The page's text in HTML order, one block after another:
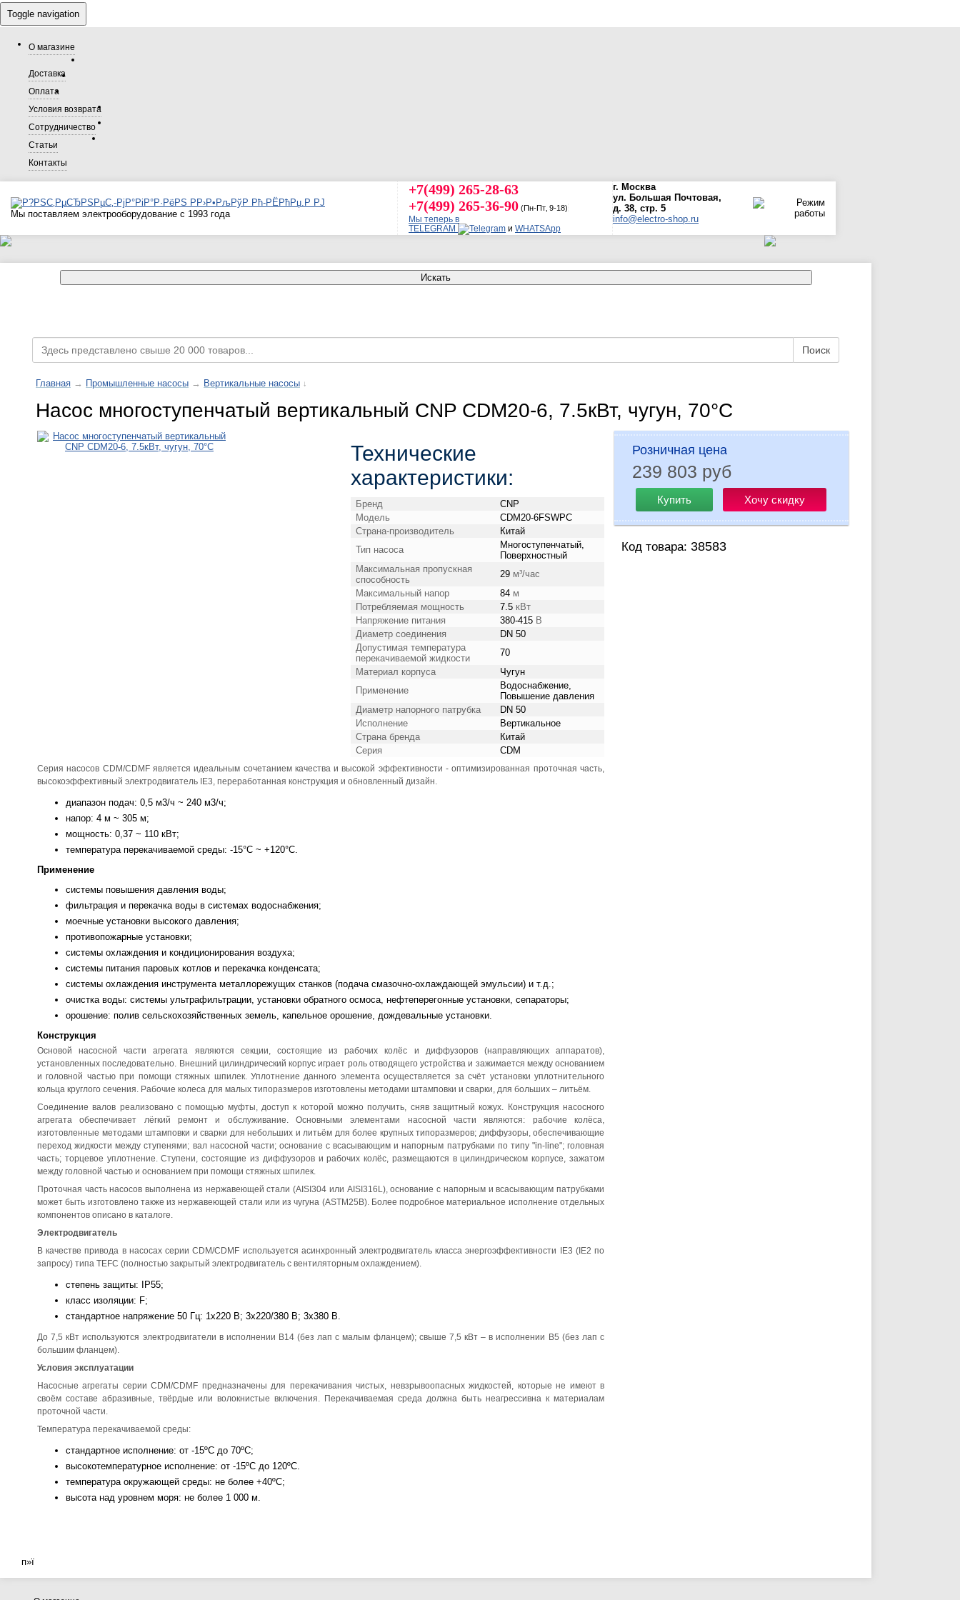
Toggle navigation
О магазине
Доставка
Оплата
Условия возврата
Сотрудничество
Статьи
Контакты
Мы поставляем электрооборудование с 1993 года
+7(499) 265-28-63
+7(499) 265-36-90 (Пн-Пт‚ 9-18)
Мы теперь в
TELEGRAM
и WHATSApp
г. Москва
ул. Большая Почтовая,
д. 38, стр. 5
info@electro-shop.ru
Искать
Поиск
Главная → Промышленные насосы → Вертикальные насосы ↓
Насос многоступенчатый вертикальный CNP CDM20-6, 7.5кВт, чугун, 70°С
Технические
характеристики:
Бренд
CNP
Модель
CDM20-6FSWPC
Страна-производитель
Китай
Тип насоса
Многоступенчатый,
Поверхностный
Максимальная пропускная
способность
29 м³/час
Максимальный напор
84 м
Потребляемая мощность
7.5 кВт
Напряжение питания
380-415 В
Диаметр соединения
DN 50
Допустимая температура
перекачиваемой жидкости
70
Материал корпуса
Чугун
Применение
Водоснабжение,
Повышение давления
Диаметр напорного патрубка
DN 50
Исполнение
Вертикальное
Страна бренда
Китай
Серия
CDM
Серия насосов CDM/CDMF является идеальным сочетанием качества и высокой эффективности - оптимизированная проточная часть,
высокоэффективный электродвигатель IE3, переработанная конструкция и обновленный дизайн.
диапазон подач: 0,5 м3/ч ~ 240 м3/ч;
напор: 4 м ~ 305 м;
мощность: 0,37 ~ 110 кВт;
температура перекачиваемой среды: -15°С ~ +120°С.
Применение
системы повышения давления воды;
фильтрация и перекачка воды в системах водоснабжения;
моечные установки высокого давления;
противопожарные установки;
системы охлаждения и кондиционирования воздуха;
системы питания паровых котлов и перекачка конденсата;
системы охлаждения инструмента металлорежущих станков (подача смазочно-охлаждающей эмульсии) и т.д.;
очистка воды: системы ультрафильтрации, установки обратного осмоса, нефтеперегонные установки, сепараторы;
орошение: полив сельскохозяйственных земель, капельное орошение, дождевальные установки.
Конструкция
Основой насосной части агрегата являются секции, состоящие из рабочих колёс и диффузоров (направляющих аппаратов),
установленных последовательно. Внешний цилиндрический корпус играет роль отводящего устройства и зажимается между основанием
и головной частью при помощи стяжных шпилек. Уплотнение данного элемента осуществляется за счёт установки уплотнительного
кольца круглого сечения. Рабочие колеса для малых типоразмеров изготовлены методами штамповки и сварки, для больших – литьём.
Соединение валов реализовано с помощью муфты, доступ к которой можно получить, сняв защитный кожух. Конструкция насосного
агрегата обеспечивает лёгкий ремонт и обслуживание. Основными элементами насосной части являются: рабочие колёса,
изготовленные методами штамповки и сварки для небольших и литьём для более крупных типоразмеров; диффузоры, обеспечивающие
переход жидкости между ступенями; вал насосной части; основание с всасывающим и напорным патрубками по типу "in-line"; головная
часть; торцевое уплотнение. Ступени, состоящие из диффузоров и рабочих колёс, размещаются в цилиндрическом корпусе, зажатом
между головной частью и основанием при помощи стяжных шпилек.
Проточная часть насосов выполнена из нержавеющей стали (AISI304 или AISI316L), основание с напорным и всасывающим патрубками
может быть изготовлено также из нержавеющей стали или из чугуна (ASTM25B). Более подробное материальное исполнение отдельных
компонентов описано в каталоге.
Электродвигатель
В качестве привода в насосах серии CDM/CDMF используется асинхронный электродвигатель класса энергоэффективности IE3 (IE2 по
запросу) типа TEFC (полностью закрытый электродвигатель с вентиляторным охлаждением).
степень защиты: IP55;
класс изоляции: F;
стандартное напряжение 50 Гц: 1х220 В; 3x220/380 В; 3x380 В.
До 7,5 кВт используются электродвигатели в исполнении B14 (без лап с малым фланцем); свыше 7,5 кВт – в исполнении B5 (без лап с
большим фланцем).
Условия эксплуатации
Насосные агрегаты серии CDM/CDMF предназначены для перекачивания чистых, невзрывоопасных жидкостей, которые не имеют в
своём составе абразивные, твёрдые или волокнистые включения. Перекачиваемая среда должна быть неагрессивна к материалам
проточной части.
Температура перекачиваемой среды:
стандартное исполнение: от -15ºС до 70ºС;
высокотемпературное исполнение: от -15ºС до 120ºС.
температура окружающей среды: не более +40ºС;
высота над уровнем моря: не более 1 000 м.
Розничная цена
239 803 руб
Купить Хочу скидку
Код товара: 38583
п»ї